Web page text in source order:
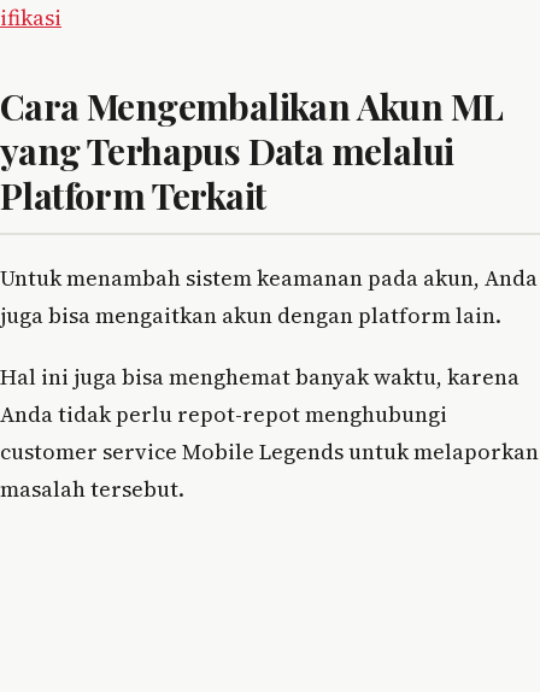
ifikasi
Cara Mengembalikan Akun ML
yang Terhapus Data melalui
Platform Terkait
Untuk menambah sistem keamanan pada akun, Anda
juga bisa mengaitkan akun dengan platform lain.
Hal ini juga bisa menghemat banyak waktu, karena
Anda tidak perlu repot-repot menghubungi
customer service Mobile Legends untuk melaporkan
masalah tersebut.